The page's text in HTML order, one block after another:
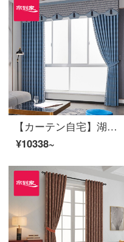
【カーテン自宅】湖の光オーダーメイドリビングルームの高遮光窓高精密ジャカード定型カーテンの完成品をつなぎ合わせてLDC 20 FWC-Sフック/カーテンヘッドを含まない(高さ2.6 m以内で改変可能)Lカーテンのセット/ダブルオープン(適用窓幅2.9-3.2 m)
¥10338~